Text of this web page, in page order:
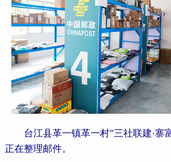
台江县革一镇革一村”三社联建·寨
正在整理邮件。